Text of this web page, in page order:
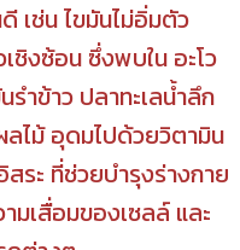
เช่น ไขมันไม่อิ่มตัว
ชิงซ้อน ซึ่งพบใน อะโว
รำข้าว ปลาทะเลน้ำลึก
ลไม้ อุดมไปด้วยวิตามิน
ระ ที่ช่วยบำรุงร่างกาย
เสื่อมของเซลล์ และ